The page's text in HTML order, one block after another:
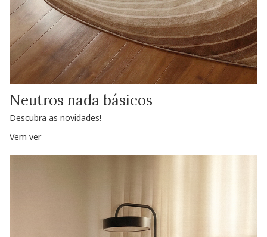
Neutros nada básicos
Descubra as novidades!
Vem ver